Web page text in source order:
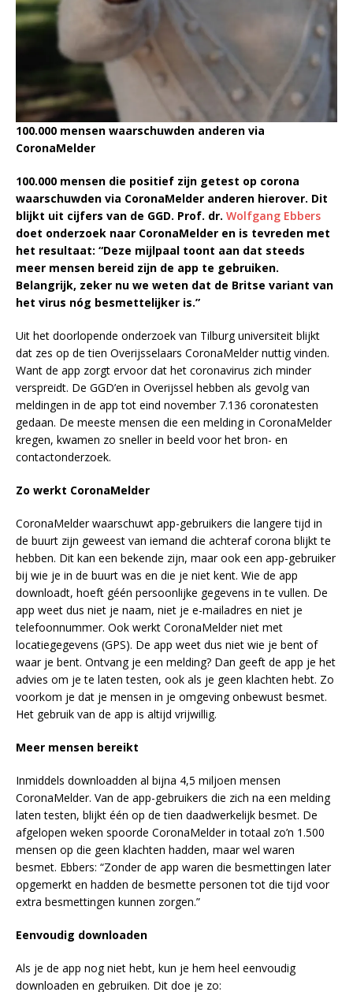
100.000 mensen waarschuwden anderen via
CoronaMelder
100.000 mensen die positief zijn getest op corona
waarschuwden via CoronaMelder anderen hierover. Dit
blijkt uit cijfers van de GGD. Prof. dr. Wolfgang Ebbers
doet onderzoek naar CoronaMelder en is tevreden met
het resultaat: “Deze mijlpaal toont aan dat steeds
meer mensen bereid zijn de app te gebruiken.
Belangrijk, zeker nu we weten dat de Britse variant van
het virus nóg besmettelijker is.”
Uit het doorlopende onderzoek van Tilburg universiteit blijkt
dat zes op de tien Overijsselaars CoronaMelder nuttig vinden.
Want de app zorgt ervoor dat het coronavirus zich minder
verspreidt. De GGD’en in Overijssel hebben als gevolg van
meldingen in de app tot eind november 7.136 coronatesten
gedaan. De meeste mensen die een melding in CoronaMelder
kregen, kwamen zo sneller in beeld voor het bron- en
contactonderzoek.
Zo werkt CoronaMelder
CoronaMelder waarschuwt app-gebruikers die langere tijd in
de buurt zijn geweest van iemand die achteraf corona blijkt te
hebben. Dit kan een bekende zijn, maar ook een app-gebruiker
bij wie je in de buurt was en die je niet kent. Wie de app
downloadt, hoeft géén persoonlijke gegevens in te vullen. De
app weet dus niet je naam, niet je e-mailadres en niet je
telefoonnummer. Ook werkt CoronaMelder niet met
locatiegegevens (GPS). De app weet dus niet wie je bent of
waar je bent. Ontvang je een melding? Dan geeft de app je het
advies om je te laten testen, ook als je geen klachten hebt. Zo
voorkom je dat je mensen in je omgeving onbewust besmet.
Het gebruik van de app is altijd vrijwillig.
Meer mensen bereikt
Inmiddels downloadden al bijna 4,5 miljoen mensen
CoronaMelder. Van de app-gebruikers die zich na een melding
laten testen, blijkt één op de tien daadwerkelijk besmet. De
afgelopen weken spoorde CoronaMelder in totaal zo’n 1.500
mensen op die geen klachten hadden, maar wel waren
besmet. Ebbers: “Zonder de app waren die besmettingen later
opgemerkt en hadden de besmette personen tot die tijd voor
extra besmettingen kunnen zorgen.”
Eenvoudig downloaden
Als je de app nog niet hebt, kun je hem heel eenvoudig
downloaden en gebruiken. Dit doe je zo: